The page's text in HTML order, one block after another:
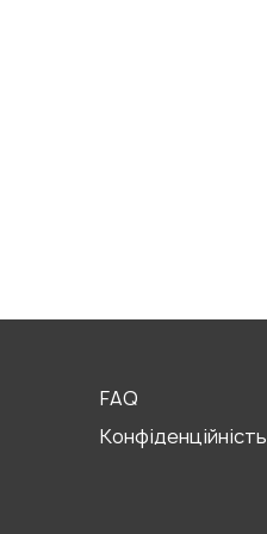
FAQ
Конфіденційність